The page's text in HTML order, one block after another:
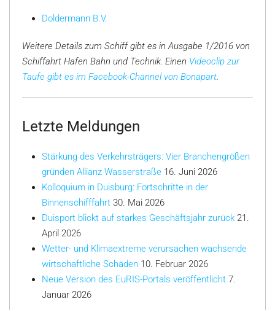
Doldermann B.V.
Weitere Details zum Schiff gibt es in Ausgabe 1/2016 von
Schiffahrt Hafen Bahn und Technik. Einen Videoclip zur
Taufe gibt es im Facebook-Channel von Bonapart
Letzte Meldungen
Stärkung des Verkehrsträgers: Vier Branchengrößen
gründen Allianz Wasserstraße 16. Juni 2026
Kolloquium in Duisburg: Fortschritte in der
Binnenschifffahrt 30. Mai 2026
Duisport blickt auf starkes Geschäftsjahr zurück 21.
April 2026
Wetter- und Klimaextreme verursachen wachsende
wirtschaftliche Schäden 10. Februar 2026
Neue Version des EuRIS-Portals veröffentlicht 7.
Januar 2026